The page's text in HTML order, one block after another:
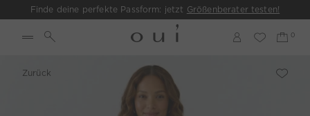
Finde deine perfekte Passform: jetzt Größenberater testen!
Zurück